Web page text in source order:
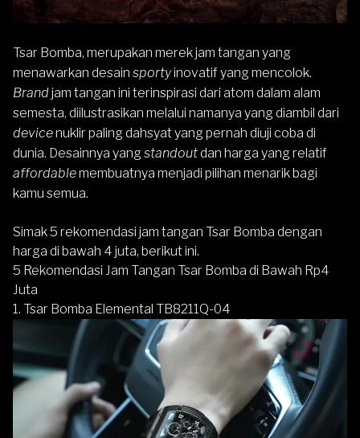
Tsar Bomba, merupakan merek jam tangan yang
menawarkan desain sportyinovatif yang mencolok.
Brandjam tangan ini terinspirasi dari atom dalam alam
semesta, diilustrasikan melalui namanya yang diambil dari
devicenuklir paling dahsyat yang pernah diuji coba di
dunia. Desainnya yang standoutdan harga yang relatif
affordablemembuatnya menjadi pilihan menarik bagi
kamu semua.
Simak 5 rekomendasi jam tangan Tsar Bomba dengan
harga di bawah 4 juta, berikut ini.
5 Rekomendasi Jam Tangan Tsar Bomba di Bawah Rp4
Juta
1. Tsar Bomba Elemental TB8211Q-04